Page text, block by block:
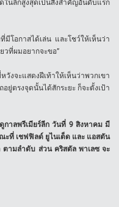
ในลีกสูงสุดเป็นสิ่งสำคัญอันดับแรก
โอกาสได้เล่น และโชว์ให้เห็นว่า
วที่ผมอยากจะขอ”
งจะแสดงฝีเท้าให้เห็นว่าพวกเขา
ยู่ตรงจุดนั้นได้สักระยะ ก็จะตั้งเป้า
กาลพรีเมียร์ลีก วันที่ 9 สิงหาคม มี
ะที่ เชฟฟิลด์ ยูไนเต็ด และ แอสตัน
ตามลำดับ ส่วน คริสตัล พาเลซ จะ